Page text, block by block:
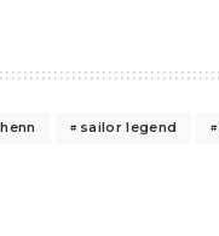
sailor legend